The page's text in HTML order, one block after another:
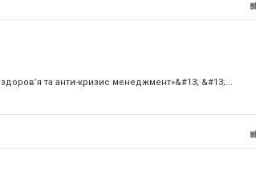
та анти-кризис менеджмент»&#13; &#13;...